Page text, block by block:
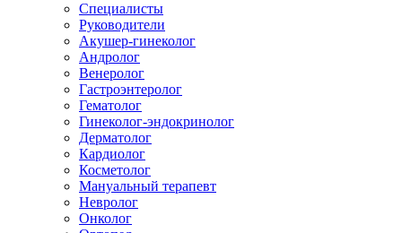
Специалисты
Руководители
Акушер-гинеколог
Андролог
Венеролог
Гастроэнтеролог
Гематолог
Гинеколог-эндокринолог
Дерматолог
Кардиолог
Косметолог
Мануальный терапевт
Невролог
Онколог